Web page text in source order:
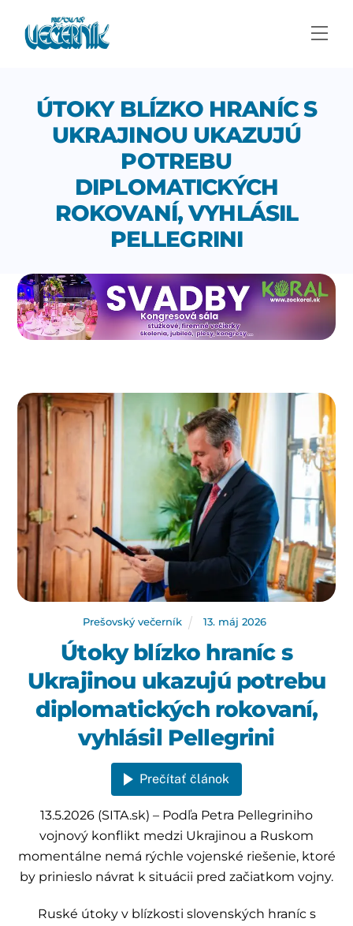
content
ÚTOKY BLÍZKO HRANÍC S
UKRAJINOU UKAZUJÚ
POTREBU
DIPLOMATICKÝCH
ROKOVANÍ, VYHLÁSIL
PELLEGRINI
Prešovský večerník 13. máj 2026
Útoky blízko hraníc s
Ukrajinou ukazujú potrebu
diplomatických rokovaní,
vyhlásil Pellegrini
Prečítať článok
13.5.2026 (SITA.sk) – Podľa Petra Pellegriniho
vojnový konflikt medzi Ukrajinou a Ruskom
momentálne nemá rýchle vojenské riešenie, ktoré
by prinieslo návrat k situácii pred začiatkom vojny.
Ruské útoky v blízkosti slovenských hraníc s